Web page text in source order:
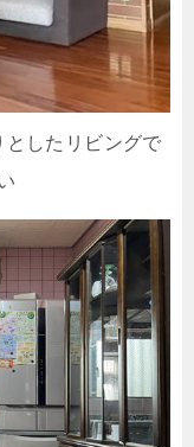
としたリビングで